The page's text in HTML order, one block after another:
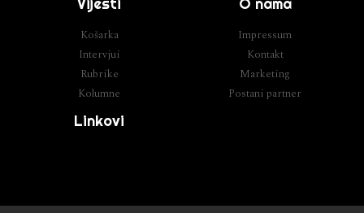
Košarka
Intervjui
Rubrike
Kolumne
Impressum
Kontakt
Marketing
Postani partner
Linkovi